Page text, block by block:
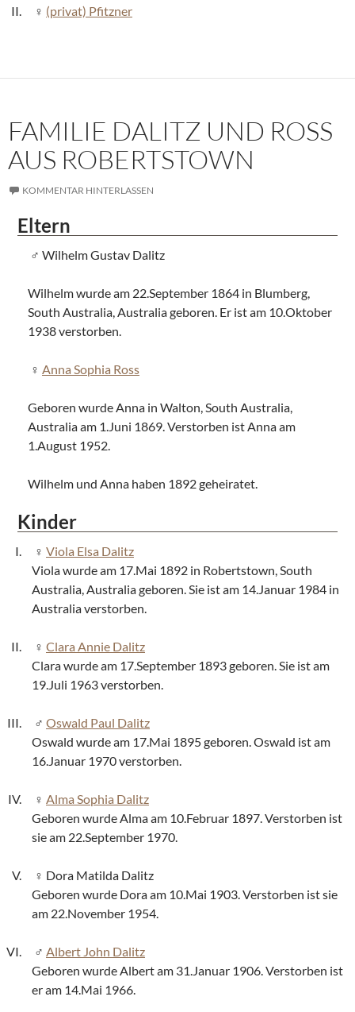
(privat) Pfitzner
FAMILIE DALITZ UND ROSS
AUS ROBERTSTOWN
KOMMENTAR HINTERLASSEN
Eltern
Wilhelm Gustav Dalitz
Wilhelm wurde am 22.September 1864 in Blumberg,
South Australia, Australia geboren. Er ist am 10.Oktober
1938 verstorben.
Anna Sophia Ross
Geboren wurde Anna in Walton, South Australia,
Australia am 1.Juni 1869. Verstorben ist Anna am
1.August 1952.
Wilhelm und Anna haben 1892 geheiratet.
Kinder
Viola Elsa Dalitz
Viola wurde am 17.Mai 1892 in Robertstown, South
Australia, Australia geboren. Sie ist am 14.Januar 1984 in
Australia verstorben.
Clara Annie Dalitz
Clara wurde am 17.September 1893 geboren. Sie ist am
19.Juli 1963 verstorben.
Oswald Paul Dalitz
Oswald wurde am 17.Mai 1895 geboren. Oswald ist am
16.Januar 1970 verstorben.
Alma Sophia Dalitz
Geboren wurde Alma am 10.Februar 1897. Verstorben ist
sie am 22.September 1970.
Dora Matilda Dalitz
Geboren wurde Dora am 10.Mai 1903. Verstorben ist sie
am 22.November 1954.
Albert John Dalitz
Geboren wurde Albert am 31.Januar 1906. Verstorben ist
er am 14.Mai 1966.